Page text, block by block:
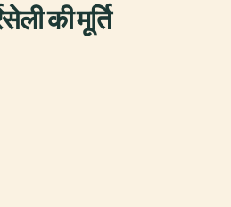
की मूर्ति